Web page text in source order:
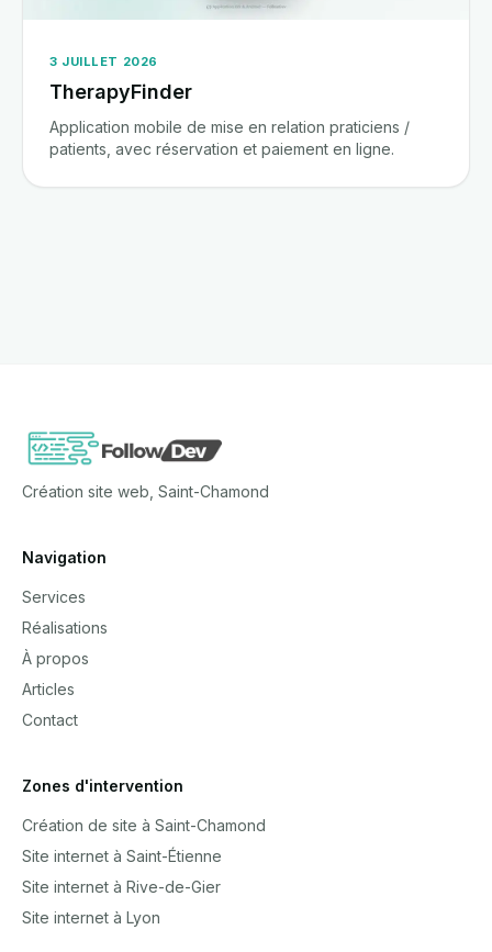
3 JUILLET 2026
TherapyFinder
Application mobile de mise en relation praticiens /
patients, avec réservation et paiement en ligne.
Création site web, Saint-Chamond
Navigation
Services
Réalisations
À propos
Articles
Contact
Zones d'intervention
Création de site à Saint-Chamond
Site internet à Saint-Étienne
Site internet à Rive-de-Gier
Site internet à Lyon